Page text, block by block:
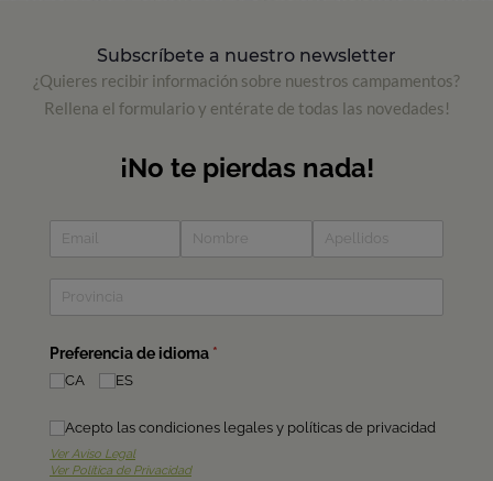
Subscríbete a nuestro newsletter
¿Quieres recibir información sobre nuestros campamentos?
Rellena el formulario y entérate de todas las novedades!